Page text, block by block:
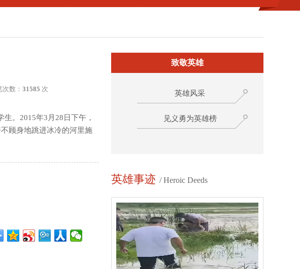
次数： 31585 次
。2015年3月28日下午，
顾身地跳进冰冷的河里施
致敬英雄
英雄风采
见义勇为英雄榜
英雄事迹 / Heroic Deeds